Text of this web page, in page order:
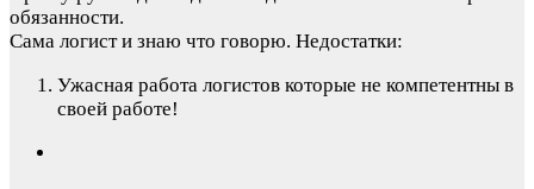
обязанности.
Сама логист и знаю что говорю. Недостатки:
Ужасная работа логистов которые не компетентны в
своей работе!